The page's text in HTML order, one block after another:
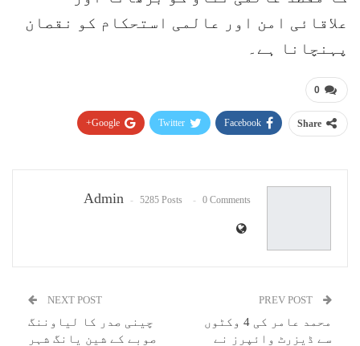
علاقائی امن اور عالمی استحکام کو نقصان
پہنچانا ہے۔
0
Share
Facebook
Twitter
Google+
Admin 5285 Posts 0 Comments
محمد عامر کی 4 وکٹوں
سے ڈیزرٹ وائپرز نے
NEXT POST
چینی صدر کا لیاوننگ
صوبے کے شین یانگ شہر